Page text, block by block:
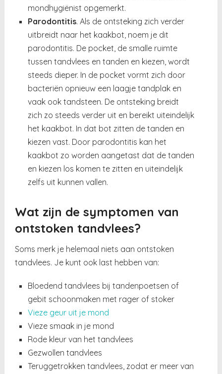
mondhygiënist opgemerkt.
Parodontitis. Als de ontsteking zich verder
uitbreidt naar het kaakbot, noem je dit
parodontitis. De pocket, de smalle ruimte
tussen tandvlees en tanden en kiezen, wordt
steeds dieper. In de pocket vormt zich door
bacteriën opnieuw een laagje tandplak en
vaak ook tandsteen. De ontsteking breidt
zich zo steeds verder uit en bereikt uiteindelijk
het kaakbot. In dat bot zitten de tanden en
kiezen vast. Door parodontitis kan het
kaakbot zo worden aangetast dat de tanden
en kiezen los komen te zitten en uiteindelijk
zelfs uit kunnen vallen.
Wat zijn de symptomen van
ontstoken tandvlees?
Soms merk je helemaal niets aan ontstoken
tandvlees. Je kunt ook last hebben van:
Bloedend tandvlees bij tandenpoetsen of
gebit schoonmaken met rager of stoker
Vieze geur uit je mond
Vieze smaak in je mond
Rode kleur van het tandvlees
Gezwollen tandvlees
Teruggetrokken tandvlees, zodat er meer van